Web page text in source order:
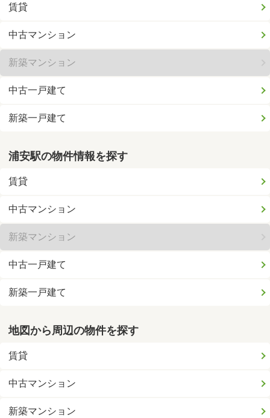
賃貸
中古マンション
新築マンション
中古一戸建て
新築一戸建て
浦安駅の物件情報を探す
賃貸
中古マンション
新築マンション
中古一戸建て
新築一戸建て
地図から周辺の物件を探す
賃貸
中古マンション
新築マンション